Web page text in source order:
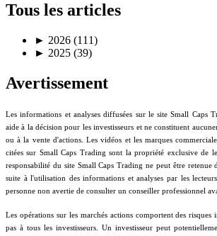
Tous les articles
► 2026 (111)
► 2025 (39)
Avertissement
Les informations et analyses diffusées sur le site Small Caps
aide à la décision pour les investisseurs et ne constituent
ou à la vente d'actions. Les vidéos et les marques
citées sur Small Caps Trading sont la propriété exclusive de
responsabilité du site Small Caps Trading ne peut être retenue
suite à l'utilisation des informations et analyses par les
personne non avertie de consulter un conseiller professionnel
Les opérations sur les marchés actions comportent des risques
pas à tous les investisseurs. Un investisseur peut